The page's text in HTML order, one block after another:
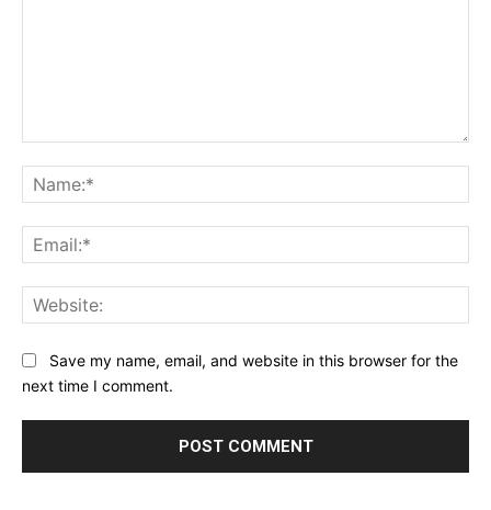
Save my name, email, and website in this browser for the
next time I comment.